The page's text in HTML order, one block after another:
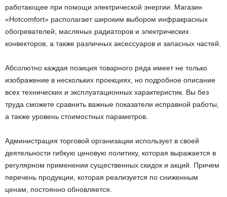
работающее при помощи электрической энергии. Магазин
«Hotcomfort» располагает широким выбором инфракрасных
обогревателей, масляных радиаторов и электрических
конвекторов, а также различных аксессуаров и запасных частей.
Абсолютно каждая позиция товарного ряда имеет не только
изображение в нескольких проекциях, но подробное описание
всех технических и эксплуатационных характеристик. Вы без
труда сможете сравнить важные показатели исправной работы,
а также уровень стоимостных параметров.
Администрация торговой организации использует в своей
деятельности гибкую ценовую политику, которая выражается в
регулярном применении существенных скидок и акций. Причем
перечень продукции, которая реализуется по сниженным
ценам, постоянно обновляется.